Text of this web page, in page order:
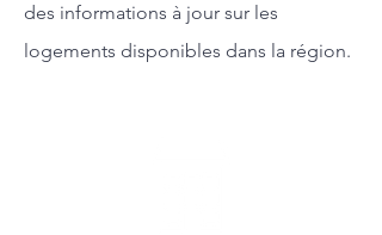
des informations à jour sur les
logements disponibles dans la région.